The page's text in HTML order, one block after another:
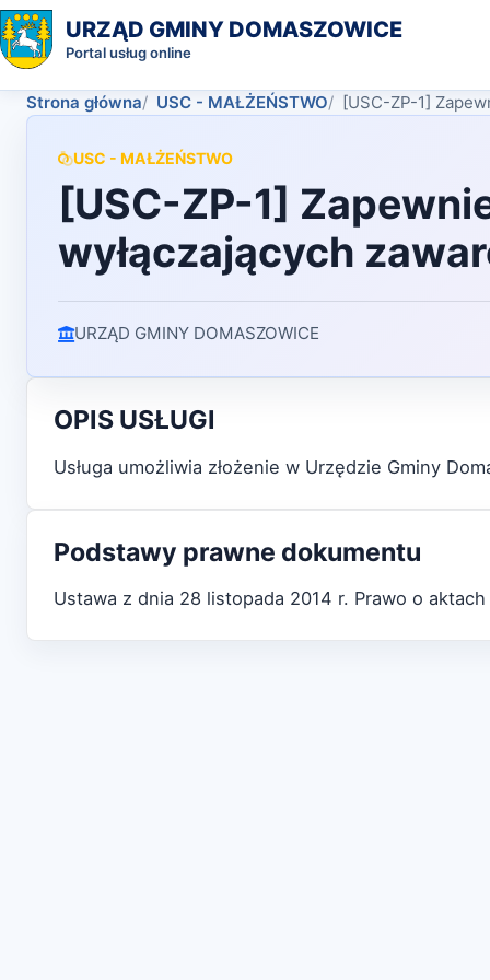
URZĄD GMINY DOMASZOWICE
Portal usług online
Strona główna USC - MAŁŻEŃSTWO [USC-ZP-1]
USC - MAŁŻEŃSTWO
[USC-ZP-1]
wyłączających
URZĄD GMINY DOMASZOWICE
OPIS USŁUGI
Usługa umożliwia złożenie w Urzędzie Gminy
Podstawy prawne dokumentu
Ustawa z dnia 28 listopada 2014 r. Prawo o